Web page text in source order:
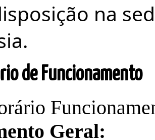
na
de Funcionamento
Geral: